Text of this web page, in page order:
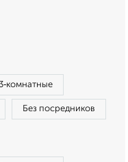
Без посредников